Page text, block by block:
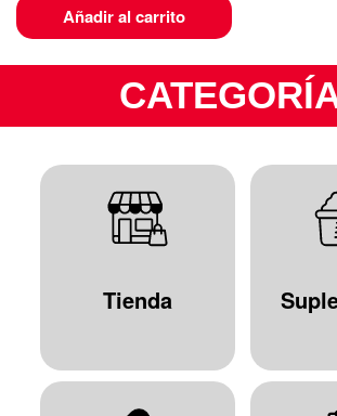
Añadir al carrito
Tienda